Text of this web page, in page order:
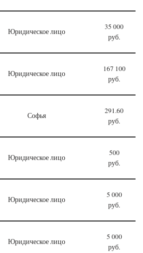
Юридическое лицо
35 000
руб.
Юридическое лицо
167 100
руб.
Софья
291.60
руб.
Юридическое лицо
500
руб.
Юридическое лицо
5 000
руб.
Юридическое лицо
5 000
руб.